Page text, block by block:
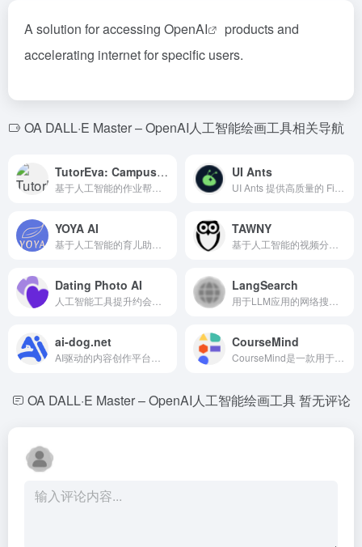
A solution for accessing OpenAI
products and
accelerating internet for specific users.
OA DALL·E Master – OpenAI人工智能绘画工具相关导航
TutorEva: Campus AI Study Help UI Ants
YOYA AI TAWNY
Dating Photo AI LangSearch
ai-dog.net CourseMind
OA DALL·E Master – OpenAI人工智能绘画工具暂无评论